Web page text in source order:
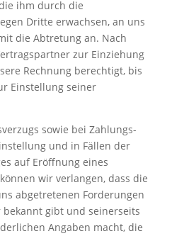
ihm durch die
Dritte erwachsen, an uns
die Abtretung an. Nach
zur Einziehung
Rechnung berechtigt, bis
Einstellung seiner
sowie bei Zahlungs-
und in Fällen der
auf Eröffnung eines
wir verlangen, dass die
abgetretenen Forderungen
gibt und seinerseits
Angaben macht, die